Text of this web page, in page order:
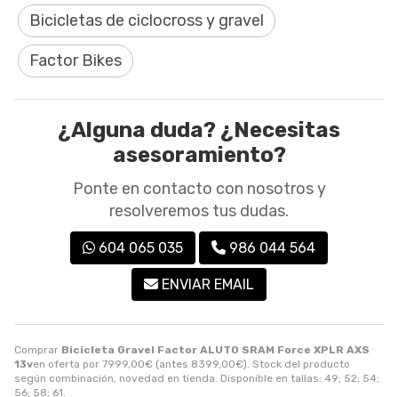
Comprar Bicicleta Gravel Factor ALUTO SRAM Force XPLR AXS
13ven oferta por 7999,00€ (antes 8399,00€). Stock del producto
según combinación, novedad en tienda. Disponible en tallas: 49; 52; 54;
56; 58; 61.
Bicicletas de ciclocross y gravel
Factor Bikes
¿Alguna duda? ¿Necesitas
asesoramiento?
Ponte en contacto con nosotros y
resolveremos tus dudas.
604 065 035 986 044 564
ENVIAR EMAIL